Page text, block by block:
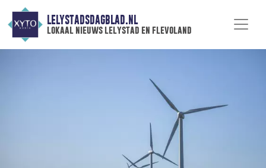
LELYSTADSDAGBLAD.NL
lokaal nieuws lelystad en flevoland